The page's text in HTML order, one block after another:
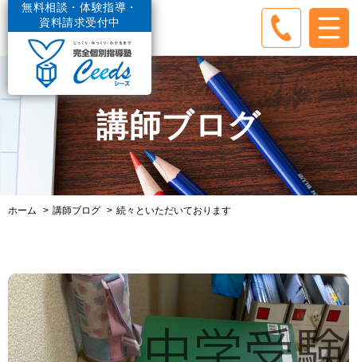
無料相談・体験指導・
資料請求受付中
講師ブログ
ホーム 講師ブログ 続々といただいております